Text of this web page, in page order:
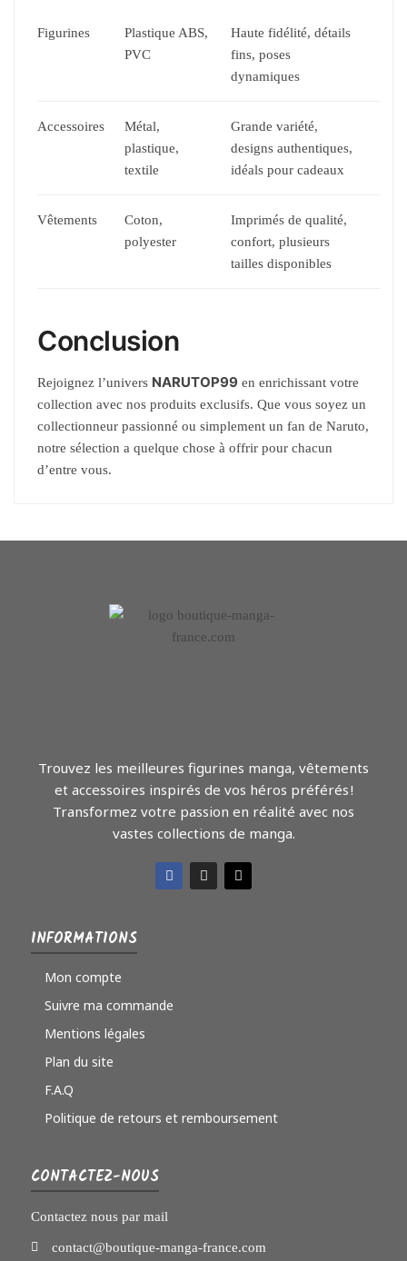
Figurines
Plastique ABS,
PVC
Haute fidélité, détails
fins, poses
dynamiques
Accessoires
Métal,
plastique,
textile
Grande variété,
designs authentiques,
idéals pour cadeaux
Vêtements
Coton,
polyester
Imprimés de qualité,
confort, plusieurs
tailles disponibles
Conclusion
Rejoignez l’univers NARUTOP99 en enrichissant votre
collection avec nos produits exclusifs. Que vous soyez un
collectionneur passionné ou simplement un fan de Naruto,
notre sélection a quelque chose à offrir pour chacun
d’entre vous.
Trouvez les meilleures figurines manga, vêtements
et accessoires inspirés de vos héros préférés !
Transformez votre passion en réalité avec nos
vastes collections de manga.
INFORMATIONS
Mon compte
Suivre ma commande
Mentions légales
Plan du site
F.A.Q
Politique de retours et remboursement
CONTACTEZ-NOUS
Contactez nous par mail
contact@boutique-manga-france.com